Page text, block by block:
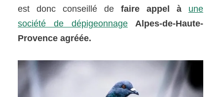
est donc conseillé de faire appel à une
société de dépigeonnageAlpes-de-Haute-
Provence agréée.